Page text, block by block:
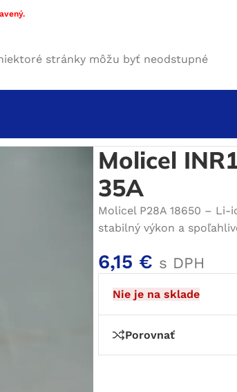
stránky môžu byť neodstupné
Molicel
35A
Molicel P28A 18650 – Li-
stabilný výkon a
6,15 € s DPH
Nie je na sklade
Porovnať